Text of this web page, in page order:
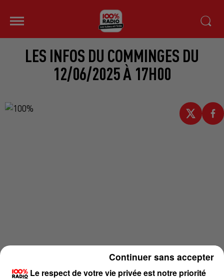
LES INFOS DU COMMINGES DU
12/06/2025 À 17H00
Le respect de votre vie privée est notre priorité
Continuer sans accepter